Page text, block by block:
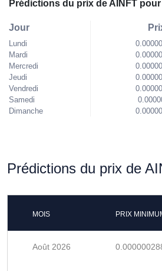
Prédictions du prix de AINFT
Jour
Lundi
Mardi
Mercredi
Jeudi
Vendredi
Samedi
Dimanche
Prédictions du prix de
MOIS PRIX
Août 2026